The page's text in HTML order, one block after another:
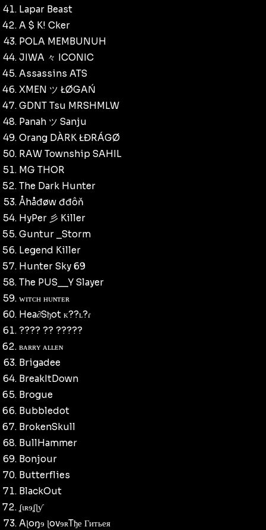
Lapar Beast
A $ K! Cker
POLA MEMBUNUH
JIWA 々 ICONIC
Assassins ATS
XMEN ツ ŁØGAŃ
GDNT Tsu MRSHMLW
Panah ツ Sanju
Orang DÀRK ŁĐRÁGØ
RAW Township SAHIL
MG THOR
The Dark Hunter
Åhåđøw đđôň
HyPer 彡 Killer
Guntur _Storm
Legend Killer
Hunter Sky 69
The PUS__Y Slayer
ᴡɪᴛᴄʜ ʜᴜɴᴛᴇʀ
Hea∂Sђot ᴋ??ʟ?ɾ
???? ?? ​​?????
ʙᴀʀʀʏ ᴀʟʟᴇɴ
Brigadee
BreakItDown
Brogue
Bubbledot
BrokenSkull
BullHammer
Bonjour
Butterflies
BlackOut
ʆɩʀɘʆɭƴ
Aɭoŋɘ ɭovɘʀTђе Гитьея